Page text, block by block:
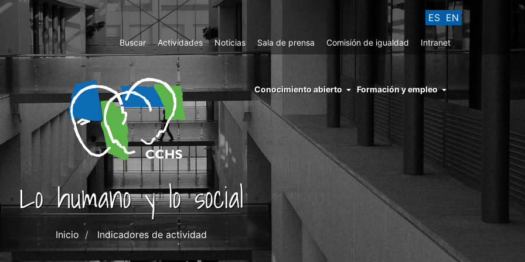
ES EN
Top
Menu
Buscar Actividades Noticias Sala de prensa Comisión de igualdad Intranet
menu
right
cchs
conocimiento
abierto
Conocimiento abierto Formación y empleo
Lo humano y lo social
Inicio Indicadores de actividad